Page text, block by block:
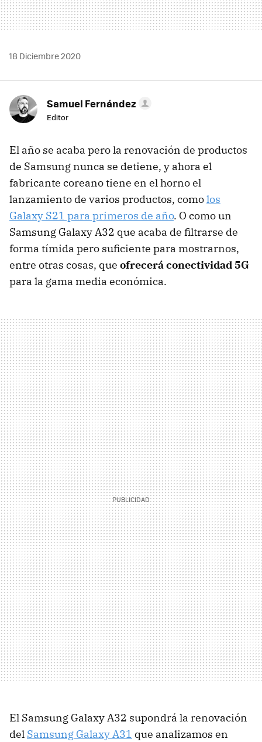
18 Diciembre 2020
Samuel Fernández
Editor
El año se acaba pero la renovación de productos
de Samsung nunca se detiene, y ahora el
fabricante coreano tiene en el horno el
lanzamiento de varios productos, comolos
Galaxy S21 para primeros de año. O como un
Samsung Galaxy A32 que acaba de filtrarse de
forma tímida pero suficiente para mostrarnos,
entre otras cosas, que ofrecerá conectividad 5G
para la gama media económica.
El Samsung Galaxy A32 supondrá la renovación
del Samsung Galaxy A31 que analizamos en